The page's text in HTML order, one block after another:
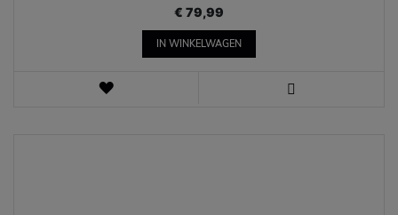
€ 79,99
IN WINKELWAGEN
VERLANGLIJST